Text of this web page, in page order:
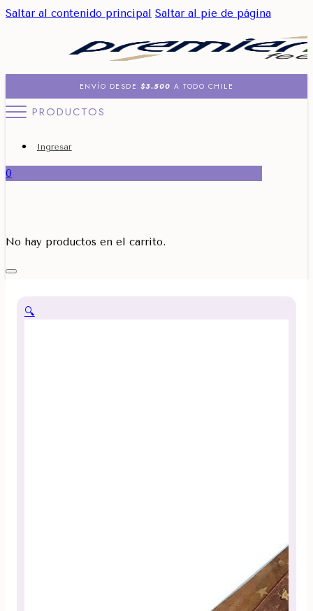
Saltar al contenido principal Saltar al pie de página
ENVÍO DESDE $3.500 A TODO CHILE
PRODUCTOS
Ingresar
0
No hay productos en el carrito.
🔍